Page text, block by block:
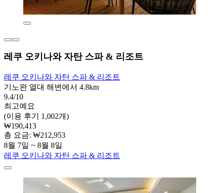
레쿠 오키나와 자탄 스파 & 리조트
레쿠 오키나와 자탄 스파 & 리조트
기노완 열대 해변에서 4.8km
9.4/10
최고예요
(이용 후기 1,002개)
₩190,413
총 요금: ₩212,953
8월 7일 ~ 8월 8일
레쿠 오키나와 자탄 스파 & 리조트